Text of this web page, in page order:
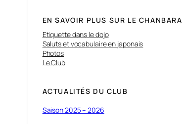
EN SAVOIR PLUS SUR LE CHANBARA
Etiquette dans le dojo
Saluts et vocabulaire en japonais
Photos
Le Club
ACTUALITÉS DU CLUB
Saison 2025 – 2026